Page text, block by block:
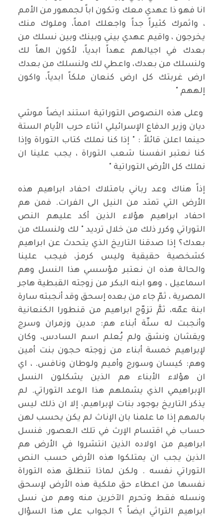
انا فهو ذا عهدي معك وتكون اباً لجمهور من الأمم
، واثمرك كثيراً جداً واجعلك امماً، وملوك منك
يخرجون ، واقيم عهدي بيني وبينك وبين نسلك من
بعدك في اجيالهم عهداً ابدياً، لأكون الهاً لك
ولنسلك من بعدك، واعطي لك ولنسلك من بعدك
ارض غربتك كل ارض كنعان ملكاً ابدياً، واكون
إلههم "
وعلى هذه النصوص التوراتية استند ايضاً موشي
ديان وزير الدفاع الإسرائيلي اثناء حرب الأيام الستة
حينما اعلن قائلاً : " إذا كنا نملك كتاب التوراة وإذا
كنا نعتبر انفسنا شعب التوراة ، يجب علينا ان
نملك كل الأرض التوراتية "
إذاً هناك وعد رباني بامتلاك احفاد ابراهيم هذه
الأرض التي تمتد من النيل الى الفرات. فمن هم
احفاد ابراهيم هؤلاء الذين أكد عليهم النص
التوراتي وكرر ذلك من خلال ترديد " لك ولنسلك من
بعدك؟ إذا صدقنا التاريخ الذي يتحدث عن ابراهيم
كشخصية حقيقية وليس كرمز، فيجب علينا
والحالة هذه ان نعتبر مؤسسي هذا النسل وهم
اسماعيل ، وهو ابنه البكر من زوجته القبطية هاجر
المصرية ، ثمّ جاء من بعده إسحق وقد أنجبته سارة
ابنة عمّه، ثمَّ تزوّج ابراهيم من قنطورا الكنعانية
وأنجبت له ستّة أبناء هم: مدين وزمران وسرج
ويقشان ونشق ولم يُعلم اسم السادس، وكان
لإبراهيم خمسة أبناء من زوجته حجون بنت أمين
وهم: كيسان وسورج وأميم ولوطان ونافس. ، اي
ان هؤلاء الأبناء هم الذين يشكلون النسل
الإبراهيمي الذي يشملهم هذا الوعد التوراتي. لم
يذكر التاريخ بوجود بنات لإبراهيم، إلا ان ذلك ليس
بالمهم إذا ما علمنا بان الإناث لم يكن يحسب لهن
حساب في اقتسام الإرث في تلك العصور. فنسل
ابراهيم من اولاده الذين انتشروا في الأرض هم
الذين يجب ان يمتلكوا هذه الأرض حسب النص
التوراتي نفسه . ولكن لماذا تنطلق هذه التوراة
نفسها من اعطاء حق ملكية هذه الأرض لإسحق
ونسله فقط وتحرم الآخرين منه وهم من نسل
ابراهيم التراثي ايضاً ؟ الجواب على هذا السؤال